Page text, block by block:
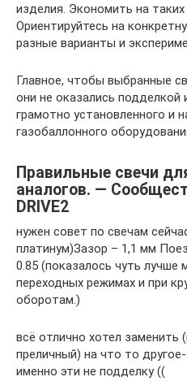
изделия. Экономить на таких
Ориентируйтесь на
разные варианты и
Главное, чтобы выбранные
они не оказались подделкой
грамотно установленного и
газобаллонного
Правильные свечи
аналогов. —
DRIVE2
нужен совет по свечам
платинум)Зазор – 1,1 мм
0.85 (показалось чуть лучше
переходных режимах и при
оборотам.)
всё отлично хотел заменить
преличный) на что то
именно эти не подделку ((